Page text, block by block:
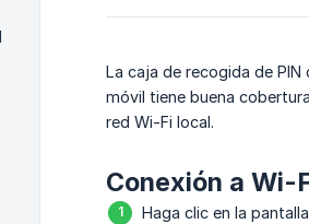
La caja de recogida de
móvil tiene buena
red Wi-Fi local.
Conexión a Wi-
Haga clic en la